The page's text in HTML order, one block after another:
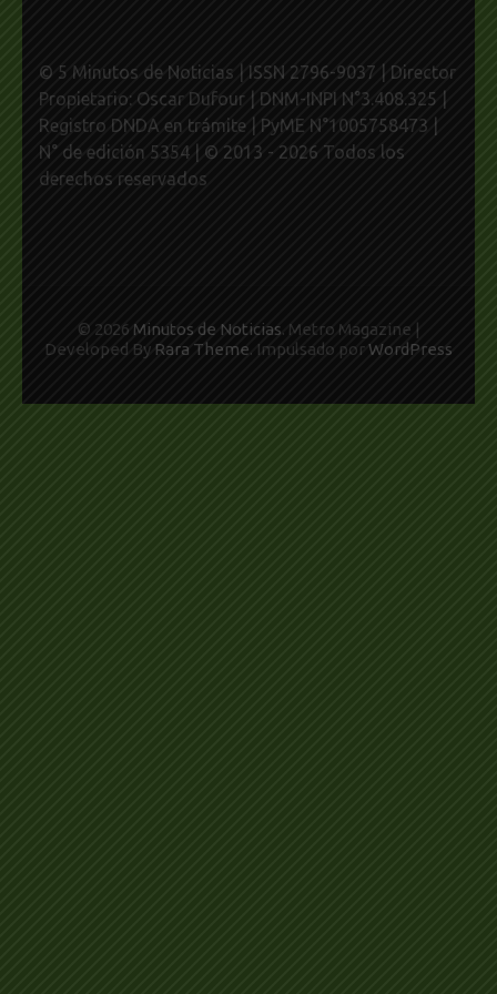
© 5 Minutos de Noticias | ISSN 2796-9037 | Director
Propietario: Oscar Dufour | DNM-INPI N°3.408.325 |
Registro DNDA en trámite | PyME N°1005758473 |
N° de edición 5354 | © 2013 - 2026 Todos los
derechos reservados
© 2026 Minutos de Noticias. Metro Magazine |
Developed By Rara Theme. Impulsado porWordPress